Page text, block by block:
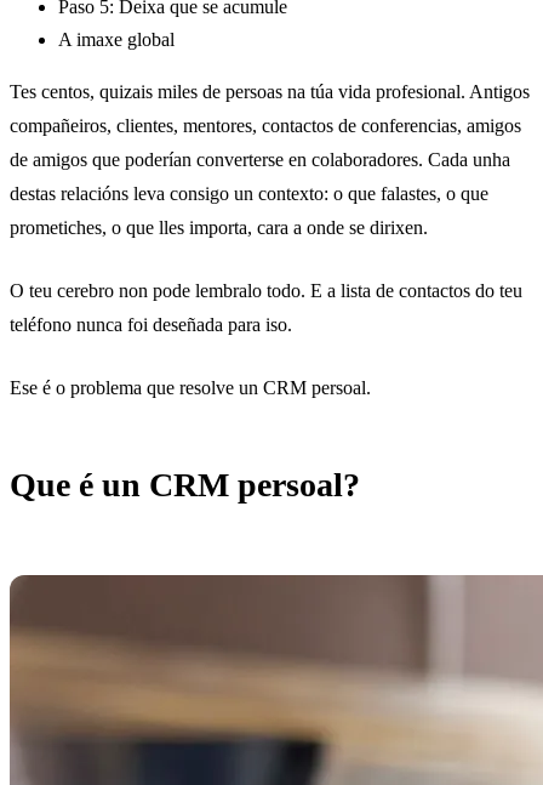
Paso 5: Deixa que se acumule
A imaxe global
Tes centos, quizais miles de persoas na túa vida profesional. Antigos
compañeiros, clientes, mentores, contactos de conferencias, amigos
de amigos que poderían converterse en colaboradores. Cada unha
destas relacións leva consigo un contexto: o que falastes, o que
prometiches, o que lles importa, cara a onde se dirixen.
O teu cerebro non pode lembralo todo. E a lista de contactos do teu
teléfono nunca foi deseñada para iso.
Ese é o problema que resolve un CRM persoal.
Que é un CRM persoal?